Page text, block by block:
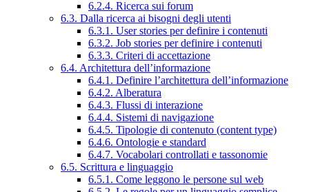
6.2.4. Ricerca sui forum
6.3. Dalla ricerca ai bisogni degli utenti
6.3.1. User stories per definire i contenuti
6.3.2. Job stories per definire i contenuti
6.3.3. Criteri di accettazione
6.4. Architettura dell’informazione
6.4.1. Definire l’architettura dell’informazione
6.4.2. Alberatura
6.4.3. Flussi di interazione
6.4.4. Sistemi di navigazione
6.4.5. Tipologie di contenuto (content type)
6.4.6. Ontologie e standard
6.4.7. Vocabolari controllati e tassonomie
6.5. Scrittura e linguaggio
6.5.1. Come leggono le persone sul web